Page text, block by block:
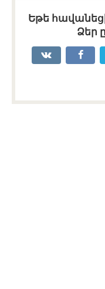
Եթե
Ձեր